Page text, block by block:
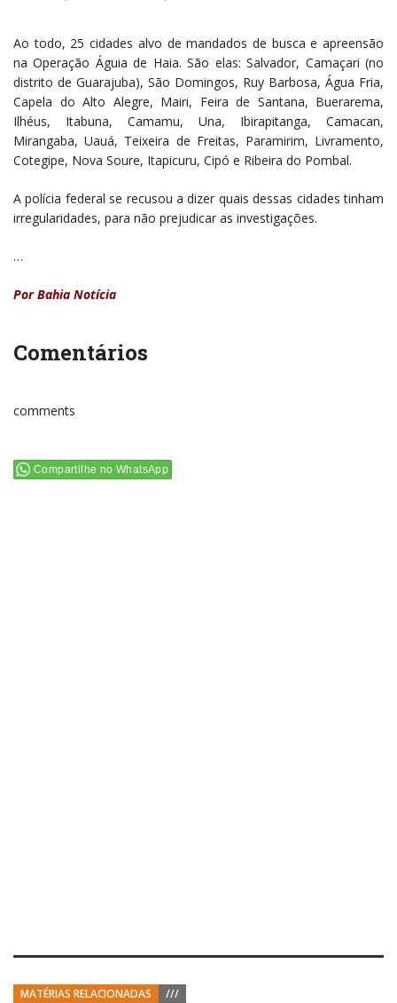
Ao todo, 25 cidades alvo de mandados de busca e apreensão
na Operação Águia de Haia. São elas: Salvador, Camaçari (no
distrito de Guarajuba), São Domingos, Ruy Barbosa, Água Fria,
Capela do Alto Alegre, Mairi, Feira de Santana, Buerarema,
Ilhéus, Itabuna, Camamu, Una, Ibirapitanga, Camacan,
Mirangaba, Uauá, Teixeira de Freitas, Paramirim, Livramento,
Cotegipe, Nova Soure, Itapicuru, Cipó e Ribeira do Pombal.
A polícia federal se recusou a dizer quais dessas cidades tinham
irregularidades, para não prejudicar as investigações.
…
Por Bahia Notícia
Comentários
comments
Compartilhe no WhatsApp
MATÉRIAS RELACIONADAS ///